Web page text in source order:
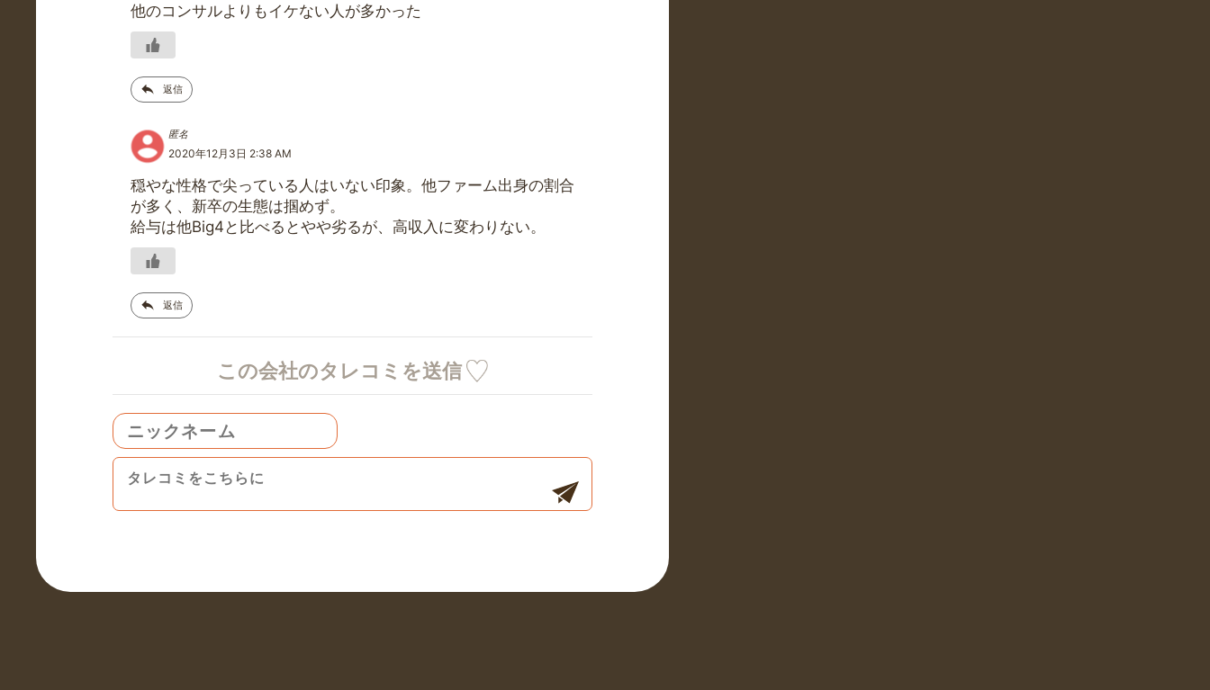
他のコンサルよりもイケない人が多かった
返信
匿名
2020年12月3日 2:38 AM
穏やな性格で尖っている人はいない印象。他ファーム出身の割合
が多く、新卒の生態は掴めず。
給与は他Big4と比べるとやや劣るが、高収入に変わりない。
返信
この会社のタレコミを送信